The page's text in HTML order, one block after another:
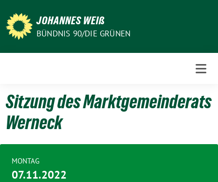
zum
Inhalt
JOHANNES WEIß
BÜNDNIS 90/DIE GRÜNEN
Sitzung des Marktgemeinderats
Werneck
MONTAG
07.11.2022